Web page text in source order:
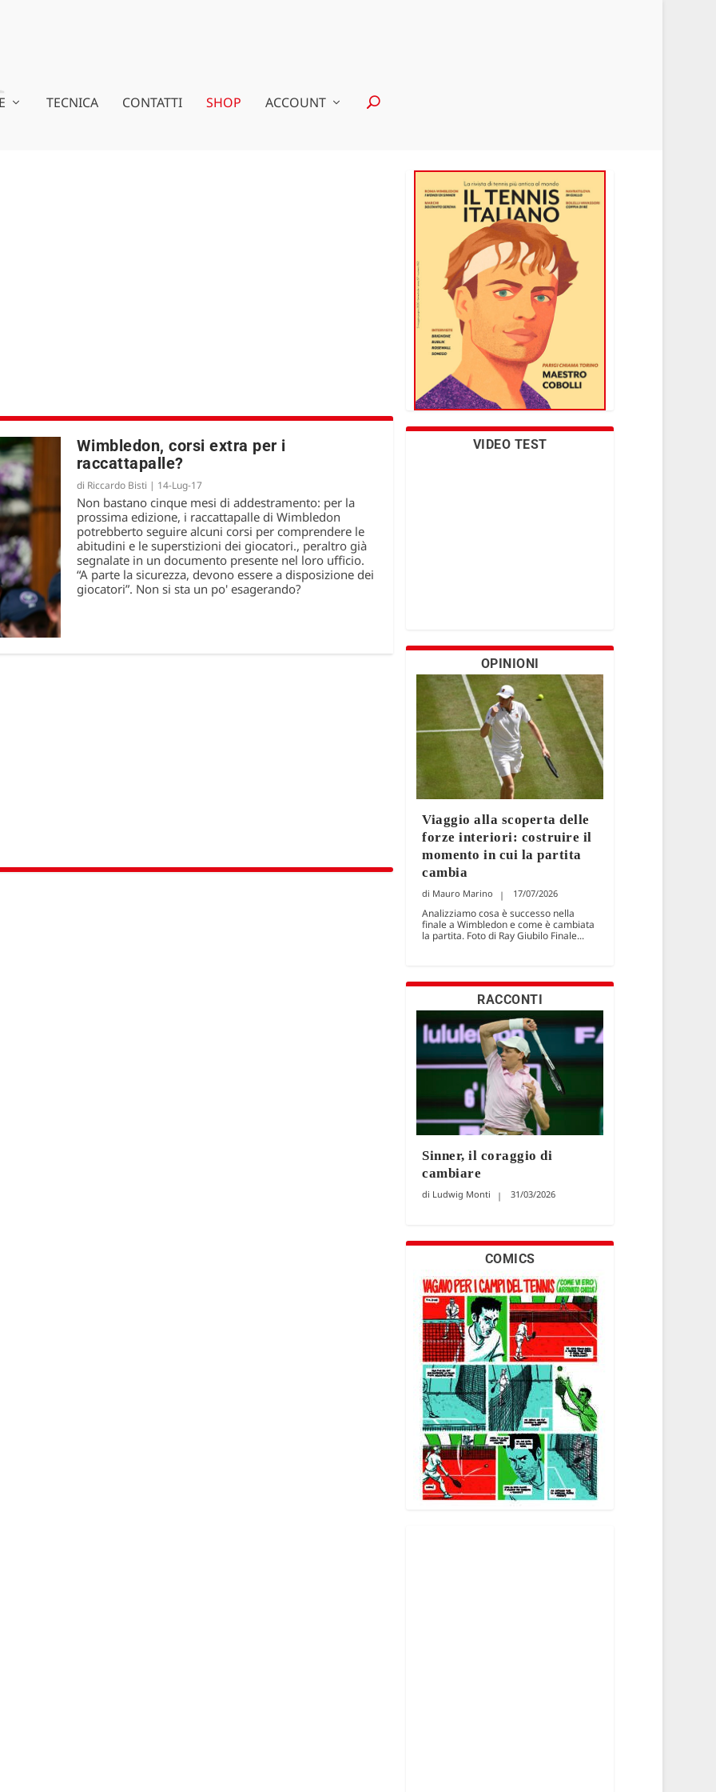
TECNICA CONTATTI SHOP ACCOUNT
Wimbledon, corsi extra per i
raccattapalle?
di Riccardo Bisti | 14-Lug-17
Non bastano cinque mesi di addestramento: per la
prossima edizione, i raccattapalle di Wimbledon
potrebberto seguire alcuni corsi per comprendere le
abitudini e le superstizioni dei giocatori., peraltro già
segnalate in un documento presente nel loro ufficio.
“A parte la sicurezza, devono essere a disposizione dei
giocatori”. Non si sta un po' esagerando?
VIDEO TEST
OPINIONI
Viaggio alla scoperta delle
forze interiori: costruire il
momento in cui la partita
cambia
Mauro Marino 17/07/2026
Analizziamo cosa è successo nella
finale a Wimbledon e come è cambiata
la partita. Foto di Ray Giubilo Finale...
RACCONTI
Sinner, il coraggio di
cambiare
Ludwig Monti 31/03/2026
COMICS